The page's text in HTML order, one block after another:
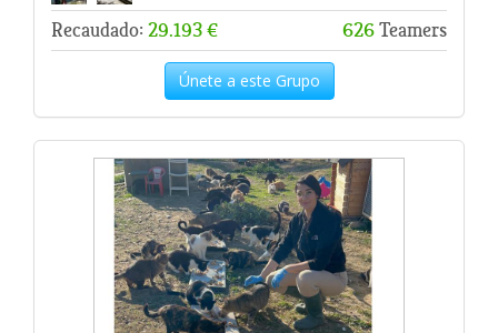
Recaudado: 29.193 € 626Teamers
Únete a este Grupo